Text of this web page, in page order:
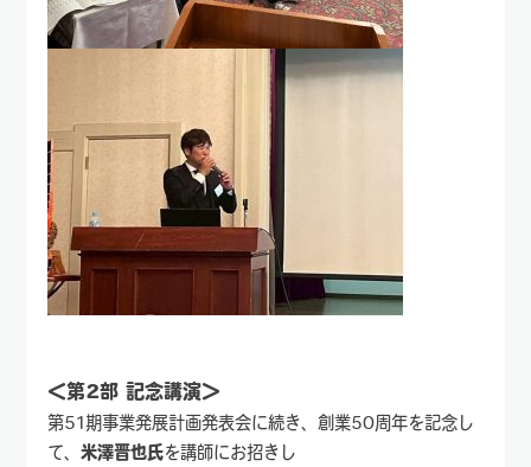
＜第2部 記念講演＞
第51期事業発展計画発表会に続き、創業50周年を記念し
て、米澤晋也氏を講師にお招きし